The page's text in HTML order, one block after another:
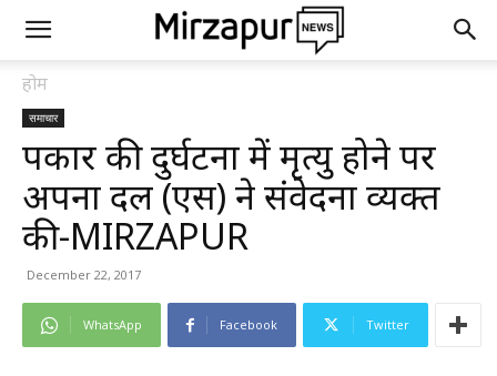
होम
समाचार
पत्रकार की दुर्घटना में मृत्यु होने पर
अपना दल (एस) ने संवेदना व्यक्त
की-MIRZAPUR
December 22, 2017
WhatsApp Facebook Twitter